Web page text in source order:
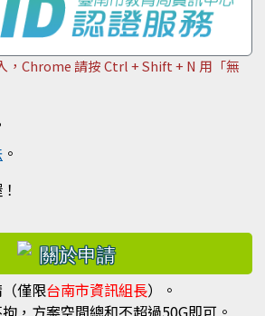
，Chrome 請按 Ctrl + Shift + N 用「無
。
僅限台南市資訊組長）。
，方案空間總和不超過50G即可。